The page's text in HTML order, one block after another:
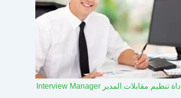
اداة تنظيم مقابلات المدير Interview Manager